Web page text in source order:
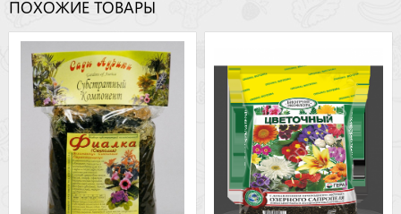
ПОХОЖИЕ ТОВАРЫ